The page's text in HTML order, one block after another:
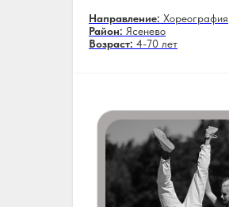
Направление: Хореография
Район: Ясенево
Возраст: 4-70 лет